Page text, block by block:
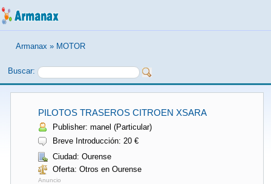
Armanax » MOTOR
Buscar:
PILOTOS TRASEROS CITROEN XSARA
Publisher: manel (Particular)
Breve Introducción: 20 €
Ciudad: Ourense
Oferta: Otros en Ourense
Anuncio